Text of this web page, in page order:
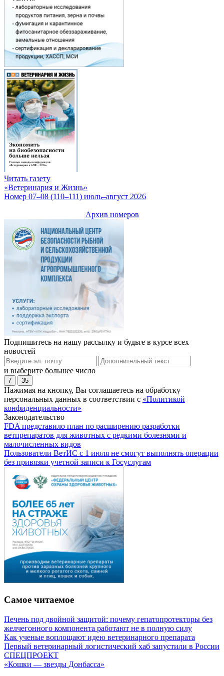
Читать газету
«Ветеринария и Жизнь»
Номер 07–08 (110–111) июль–август 2026
Архив номеров
Подпишитесь на нашу рассылку и будьте в курсе всех
новостей
и выберите большее число
7 35
Нажимая на кнопку, Вы соглашаетесь на обработку
персональных данных в соответствии с «Политикой
конфиденциальности»
Законодательство
FDA представило план по расширению разработки
ветпрепаратов для животных с редкими болезнями и
малочисленных видов
Пользователи ВетИС с 1 июля не смогут выполнять операции
без привязки учетной записи к Госуслугам
Самое читаемое
Печень под двойной защитой: почему гепатопротекторы без
желчегонного компонента работают не в полную силу
Как ученые воплощают идею ветеринарного препарата
Первый ветеринарный логистический хаб запустили в России
СПЕЦПРОЕКТ
«Кошки — звезды Донбасса»